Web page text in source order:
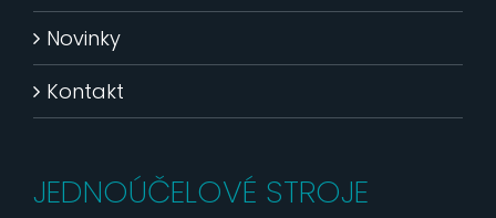
Novinky
Kontakt
JEDNOÚČELOVÉ STROJE